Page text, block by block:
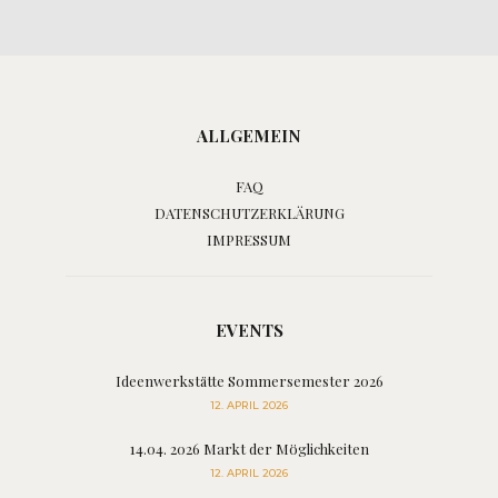
ALLGEMEIN
FAQ
DATENSCHUTZERKLÄRUNG
IMPRESSUM
EVENTS
Ideenwerkstätte Sommersemester 2026
12. APRIL 2026
14.04. 2026 Markt der Möglichkeiten
12. APRIL 2026